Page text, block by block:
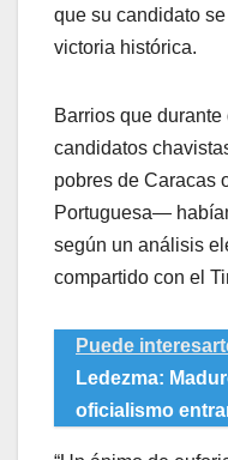
que su candidato
victoria histórica.
Barrios que
candidatos
pobres de Caracas
Portuguesa—
según un análisis
compartido con el
Puede
Ledezma:
oficialismo